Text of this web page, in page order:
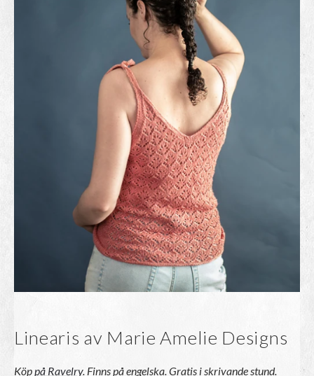
Linearis av Marie Amelie Designs
Köppå Ravelry. Finns på engelska. Gratis i skrivande stund.